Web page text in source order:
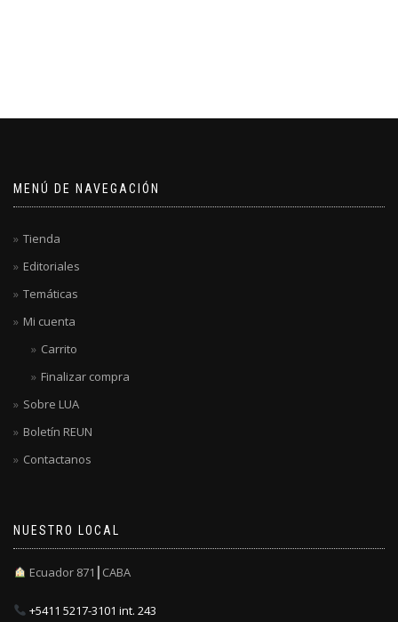
MENÚ DE NAVEGACIÓN
Tienda
Editoriales
Temáticas
Mi cuenta
Carrito
Finalizar compra
Sobre LUA
Boletín REUN
Contactanos
NUESTRO LOCAL
Ecuador 871┃CABA
+5411 5217-3101 int. 243